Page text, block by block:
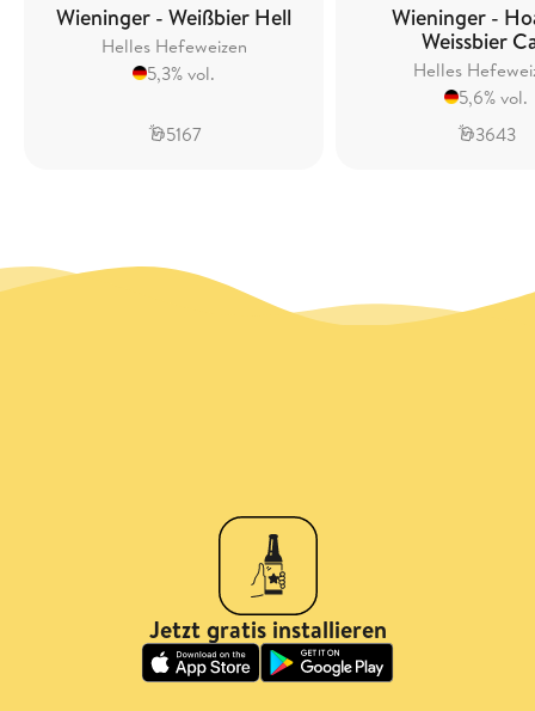
Wieninger - Weißbier Hell
Helles Hefeweizen
5,3% vol.
5167
Wieninger -
Weissbier
Helles
5,6% vol.
3643
Jetzt gratis installieren